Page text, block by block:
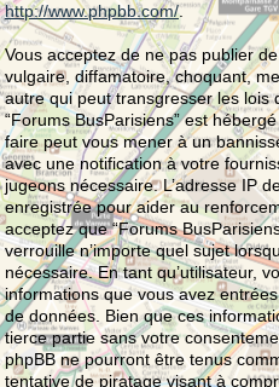
http://www.phpbb.com/.
Vous acceptez de ne pas publier
vulgaire, diffamatoire, choquant,
autre qui peut transgresser les lois
“Forums BusParisiens” est
faire peut vous mener à un
avec une notification à votre
jugeons nécessaire. L’adresse IP
enregistrée pour aider au
acceptez que “Forums
verrouille n’importe quel sujet
nécessaire. En tant qu’utilisateur,
informations que vous avez
de données. Bien que ces
tierce partie sans votre
phpBB ne pourront être tenus
tentative de piratage visant à